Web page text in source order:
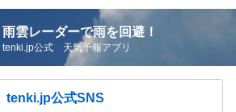
雨雲レーダーで雨を回避！
tenki.jp公式 天気予報アプリ
tenki.jp公式SNS